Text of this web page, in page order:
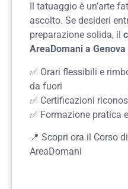
Il tatuaggio è un’arte
ascolto. Se desideri
preparazione solida, il
AreaDomani a Genova
✅ Orari flessibili e
da fuori
✅ Certificazioni
✅ Formazione pratica
📍 Scopri ora il Corso
AreaDomani